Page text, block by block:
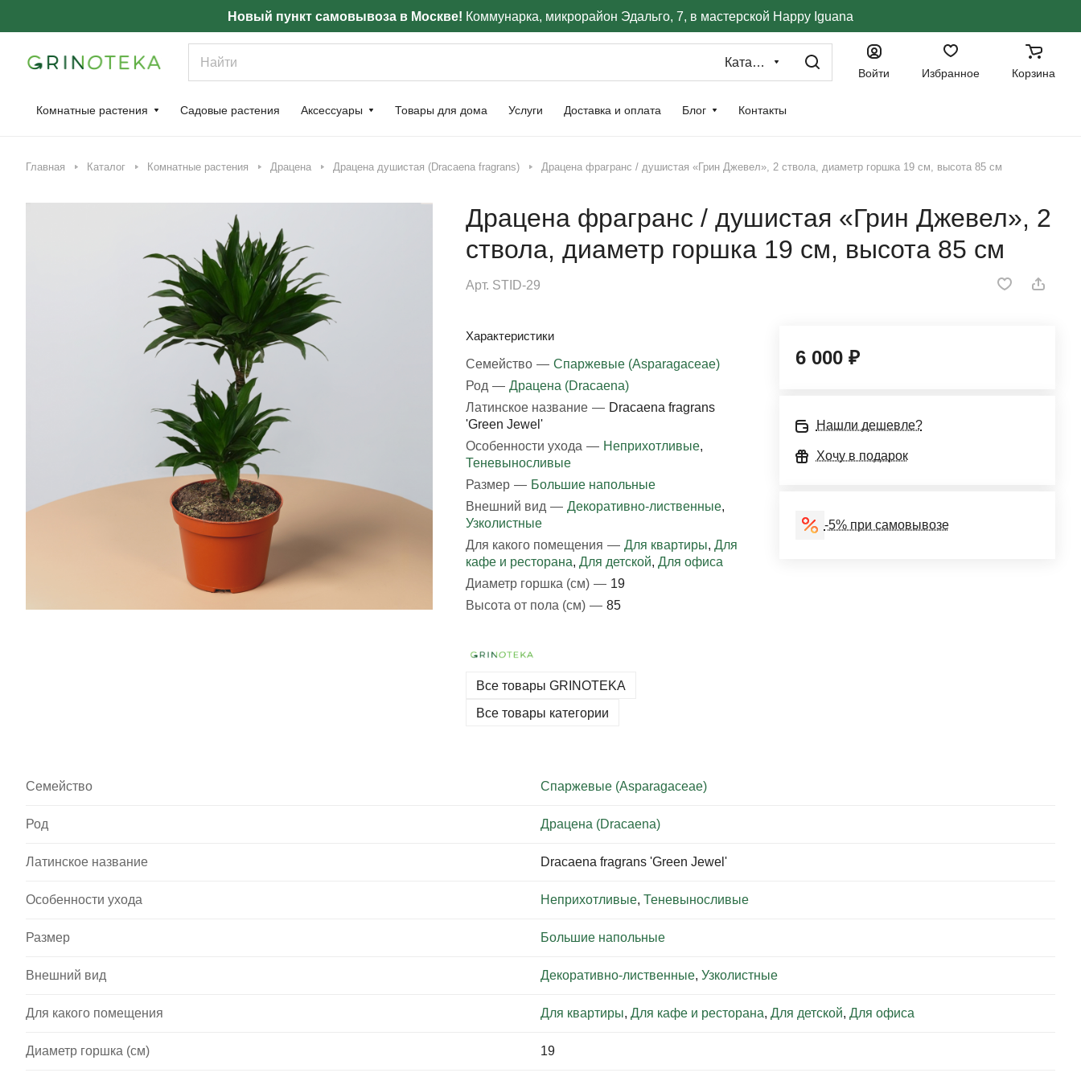
Новый пункт самовывоза в Москве! Коммунарка, микрорайон Эдальго, 7, в мастерской Happy Iguana
Каталог
Войти Избранное Корзина
Комнатные растения Садовые растения Аксессуары Товары для дома Услуги Доставка и оплата Блог Контакты
Главная Каталог Комнатные растения Драцена Драцена душистая (Dracaena fragrans) Драцена фрагранс / душистая «Грин Джевел», 2 ствола, диаметр горшка 19 см, высота 85 см
Драцена фрагранс / душистая «Грин Джевел», 2
ствола, диаметр горшка 19 см, высота 85 см
Арт. STID-29
Характеристики
Семейство — Спаржевые (Asparagaceae)
Род — Драцена (Dracaena)
Латинское название — Dracaena fragrans
'Green Jewel'
Особенности ухода — Неприхотливые,
Теневыносливые
Размер — Большие напольные
Внешний вид — Декоративно-лиственные,
Узколистные
Для какого помещения — Для квартиры, Для
кафе и ресторана, Для детской, Для офиса
Диаметр горшка (см) — 19
Высота от пола (см) — 85
Все товары GRINOTEKA
Все товары категории
6 000 ₽
Нашли дешевле?
Хочу в подарок
-5% при самовывозе
Семейство Спаржевые (Asparagaceae)
Род Драцена (Dracaena)
Латинское название Dracaena fragrans 'Green Jewel'
Особенности ухода Неприхотливые, Теневыносливые
Размер Большие напольные
Внешний вид Декоративно-лиственные, Узколистные
Для какого помещения Для квартиры, Для кафе и ресторана, Для детской, Для офиса
Диаметр горшка (см) 19